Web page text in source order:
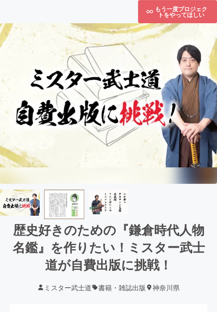
もう一度プロジェク
トをやってほしい
歴史好きのための『鎌倉時代人物
名鑑』を作りたい！ミスター武士
道が自費出版に挑戦！
ミスター武士道 書籍・雑誌出版 神奈川県